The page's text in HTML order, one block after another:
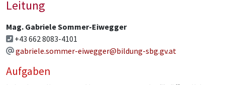
Leitung
Mag. Gabriele Sommer-Eiwegger
+43 662 8083-4101
gabriele.sommer-eiwegger@bildung-sbg.gv.at
Aufgaben